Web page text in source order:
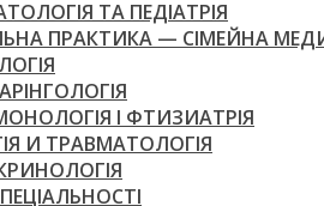
ТА ПЕДІАТРІЯ
ПРАКТИКА — СІМЕЙНА
І ФТИЗИАТРІЯ
И ТРАВМАТОЛОГІЯ